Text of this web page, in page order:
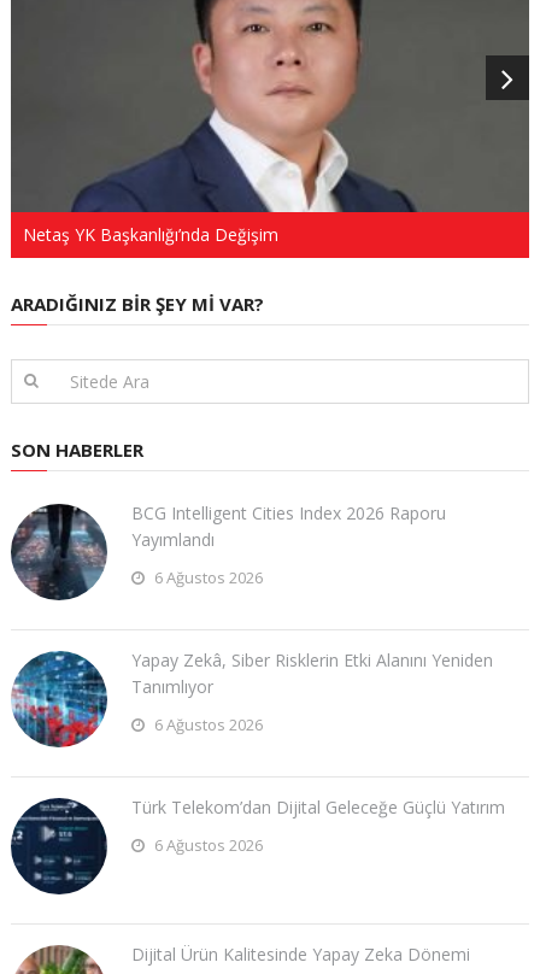
Netaş YK Başkanlığı’nda Değişim
ARADIĞINIZ BIR ŞEY MI VAR?
SON HABERLER
BCG Intelligent Cities Index 2026 Raporu
Yayımlandı
6 Ağustos 2026
Yapay Zekâ, Siber Risklerin Etki Alanını Yeniden
Tanımlıyor
6 Ağustos 2026
Türk Telekom’dan Dijital Geleceğe Güçlü Yatırım
6 Ağustos 2026
Dijital Ürün Kalitesinde Yapay Zeka Dönemi